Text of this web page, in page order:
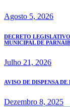
Agosto 5, 2026
DECRETO
MUNICIPAL DE
Julho 21, 2026
AVISO DE DISPENSA
Dezembro 8, 2025